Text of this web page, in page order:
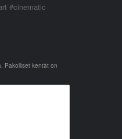
#cinematic
Pakolliset kentät on